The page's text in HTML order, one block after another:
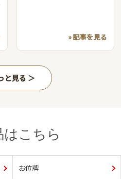
» 記事を見る
と見る
はこちら
お位牌